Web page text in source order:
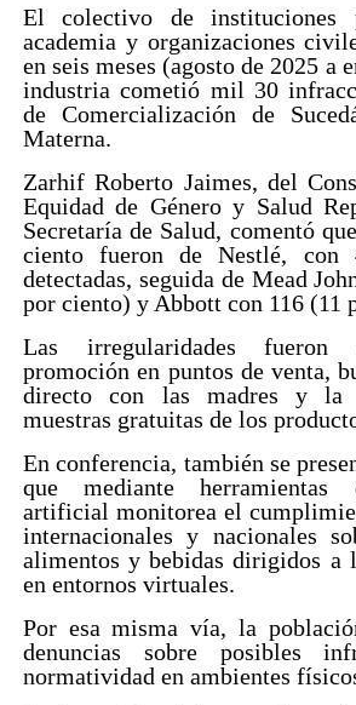
El colectivo de instituciones
academia y organizaciones
en seis meses (agosto de 2025 a
industria cometió mil 30
de Comercialización de
Materna.
Zarhif Roberto Jaimes, del
Equidad de Género y Salud
Secretaría de Salud, comentó
ciento fueron de Nestlé, con
detectadas, seguida de Mead
por ciento) y Abbott con 116 (11
Las irregularidades fueron
promoción en puntos de venta,
directo con las madres y la
muestras gratuitas de los
En conferencia, también se
que mediante herramientas
artificial monitorea el
internacionales y nacionales
alimentos y bebidas dirigidos a
en entornos virtuales.
Por esa misma vía, la
denuncias sobre posibles
normatividad en ambientes